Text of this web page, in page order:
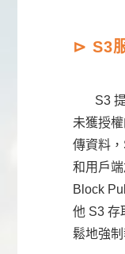
⊳ S3
S3
未獲授
傳資料
和用戶
Block
他 S3 存
鬆地強